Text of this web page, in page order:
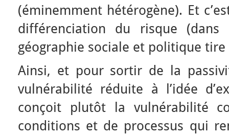
(éminemment hétérogène). Et
différenciation du risque (dans
géographie sociale et politique
Ainsi, et pour sortir de la
vulnérabilité réduite à l’idée
conçoit plutôt la vulnérabilité
conditions et de processus qui